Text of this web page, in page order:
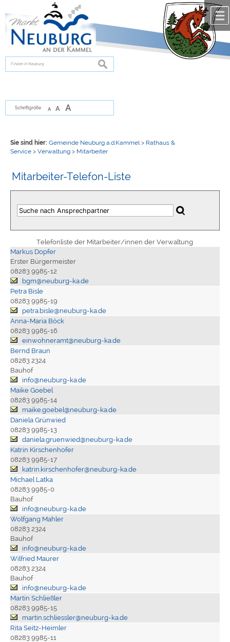
zur Navigationoder
springen.
suchen
Schriftgröße A A A
Sie sind hier: Gemeinde Neuburg a.d.Kammel > Rathaus &
Service> Verwaltung> Mitarbeiter
Mitarbeiter-Telefon-Liste
Telefonliste der Mitarbeiter/innen der Verwaltung
Markus Dopfer
Erster Bürgermeister
08283 9985-12
bgm@neuburg-ka.de
Petra Bisle
08283 9985-19
petra.bisle@neuburg-ka.de
Anna-Maria Böck
08283 9985-16
einwohneramt@neuburg-ka.de
Bernd Braun
08283 2324
Bauhof
info@neuburg-ka.de
Maike Goebel
08283 9985-14
maike.goebel@neuburg-ka.de
Daniela Grünwied
08283 9985-13
daniela.gruenwied@neuburg-ka.de
Katrin Kirschenhofer
08283 9985-17
katrin.kirschenhofer@neuburg-ka.de
Michael Latka
08283 9985-0
Bauhof
info@neuburg-ka.de
Wolfgang Mahler
08283 2324
Bauhof
info@neuburg-ka.de
Wilfried Maurer
08283 2324
Bauhof
info@neuburg-ka.de
Martin Schließler
08283 9985-15
martin.schliessler@neuburg-ka.de
Rita Seitz-Heimler
08283 9985-11